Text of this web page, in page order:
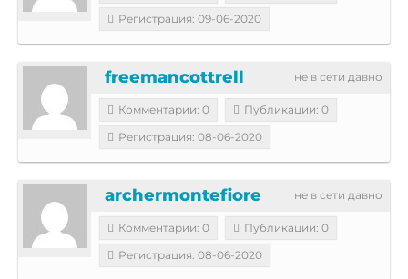
Регистрация: 09-06-2020
не в сети давно
freemancottrell
Комментарии: 0
Публикации: 0
Регистрация: 08-06-2020
не в сети давно
archermontefiore
Комментарии: 0
Публикации: 0
Регистрация: 08-06-2020